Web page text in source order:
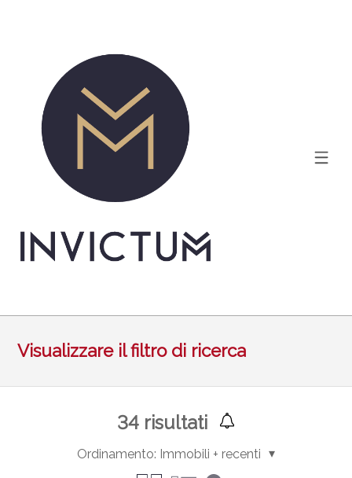
Visualizzare il filtro di ricerca
34risultati
Ordinamento: Immobili + recenti